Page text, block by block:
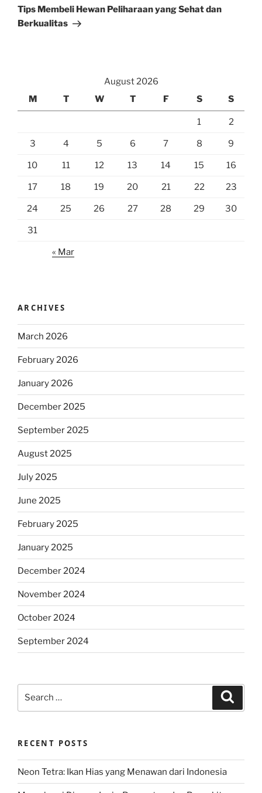
Post
Tips Membeli Hewan Peliharaan yang Sehat dan
Berkualitas
August 2026
M
T W T F S S
1 2
3 4 5 6 7 8 9
10 11 12 13 14 15 16
17 18 19 20 21 22 23
24 25 26 27 28 29 30
31
« Mar
ARCHIVES
March 2026
February 2026
January 2026
December 2025
September 2025
August 2025
July 2025
June 2025
February 2025
January 2025
December 2024
November 2024
October 2024
September 2024
RECENT POSTS
Neon Tetra: Ikan Hias yang Menawan dari Indonesia